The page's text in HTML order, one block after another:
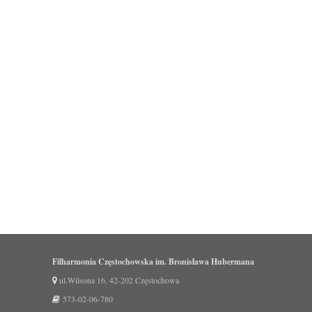
Filharmonia Częstochowska im. Bronisława Hubermana
ul.Wilsona 16, 42-202 Częstochowa
573-02-06-780